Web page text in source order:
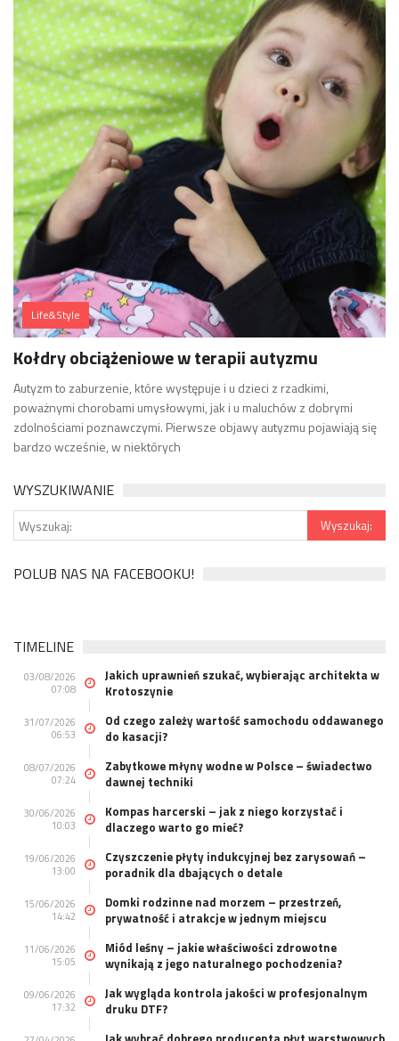
Life&Style
Kołdry obciążeniowe w terapii autyzmu
Autyzm to zaburzenie, które występuje i u dzieci z rzadkimi,
poważnymi chorobami umysłowymi, jak i u maluchów z dobrymi
zdolnościami poznawczymi. Pierwsze objawy autyzmu pojawiają się
bardzo wcześnie, w niektórych
WYSZUKIWANIE
POLUB NAS NA FACEBOOKU!
TIMELINE
03/08/2026
07:08
Jakich uprawnień szukać, wybierając architekta w
Krotoszynie
31/07/2026
06:53
Od czego zależy wartość samochodu oddawanego
do kasacji?
08/07/2026
07:24
Zabytkowe młyny wodne w Polsce – świadectwo
dawnej techniki
30/06/2026
10:03
Kompas harcerski – jak z niego korzystać i
dlaczego warto go mieć?
19/06/2026
13:00
Czyszczenie płyty indukcyjnej bez zarysowań –
poradnik dla dbających o detale
15/06/2026
14:42
Domki rodzinne nad morzem – przestrzeń,
prywatność i atrakcje w jednym miejscu
11/06/2026
15:05
Miód leśny – jakie właściwości zdrowotne
wynikają z jego naturalnego pochodzenia?
09/06/2026
17:32
Jak wygląda kontrola jakości w profesjonalnym
druku DTF?